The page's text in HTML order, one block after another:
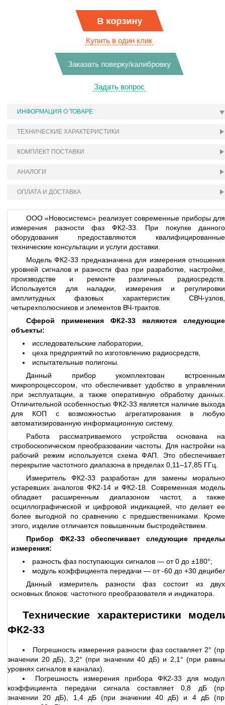
В корзину
Купить в один клик
Заказать поверку/калибровку
Задать вопрос
ИНФОРМАЦИЯ О ТОВАРЕ
ТЕХНИЧЕСКИЕ ХАРАКТЕРИСТИКИ
КОМПЛЕКТ ПОСТАВКИ
АНАЛОГИ
ОПЛАТА И ДОСТАВКА
ООО «Новосистемс» реализует современные приборы для
измерения разности фаз ФК2-33. При покупке данного
оборудования предоставляются квалифицированные
технические консультации и услуги доставки.
Модель ФК2-33 предназначена для измерения отношения
уровней сигналов и разности фаз при разработке, настройке,
производстве и ремонте различных радиосредств.
Используется для наладки, измерения и регулировки
амплитудных фазовых характеристик СВЧ-узлов,
четырехполюсников и элементов ВЧ-трактов.
Сферой применения ФК2-33 являются следующие
объекты:
исследовательские лаборатории,
цеха предприятий по изготовлению радиосредств,
испытательные полигоны.
Данный прибор укомплектован встроенным
микропроцессором, что обеспечивает удобство в управлении
при эксплуатации, а также оперативную обработку данных.
Отличительной особенностью ФК2-33 является наличие выхода
для КОП с возможностью агрегатирования в любую
автоматизированную информационную систему.
Работа рассматриваемого устройства основана на
стробоскопическом преобразовании частоты. Для настройки на
рабочий режим используется схема ФАП. Это обеспечивает
перекрытие частотного диапазона в пределах 0,11–17,85 ГГц.
Измеритель ФК2-33 разработан для замены морально
устаревших аналогов ФК2-14 и ФК2-18. Современная модель
обладает расширенным диапазоном частот, а также
осциллографической и цифровой индикацией, что делает ее
более выгодной по сравнению с предшественниками. Кроме
этого, изделие отличается повышенным быстродействием.
Прибор ФК2-33 обеспечивает следующие пределы
измерения:
разность фаз поступающих сигналов — от 0 до ±180°;
модуль коэффициента передачи — от -60 до +30
Данный измеритель разности фаз состоит из двух
основных блоков: частотного преобразователя и индикатора.
Технические характеристики
ФК2-33
Погрешность измерения разности фаз составляет 2°
значении 20 дБ), 3,2° (при значении 40 дБ) и 2,1° (при
уровнях сигналов в каналах).
Погрешность измерения прибора ФК2-33 для
коэффициента передачи сигнала составляет 0,8 дБ
значении 20 дБ), 1,4 дБ (при значении 40 дБ) и 4 дБ